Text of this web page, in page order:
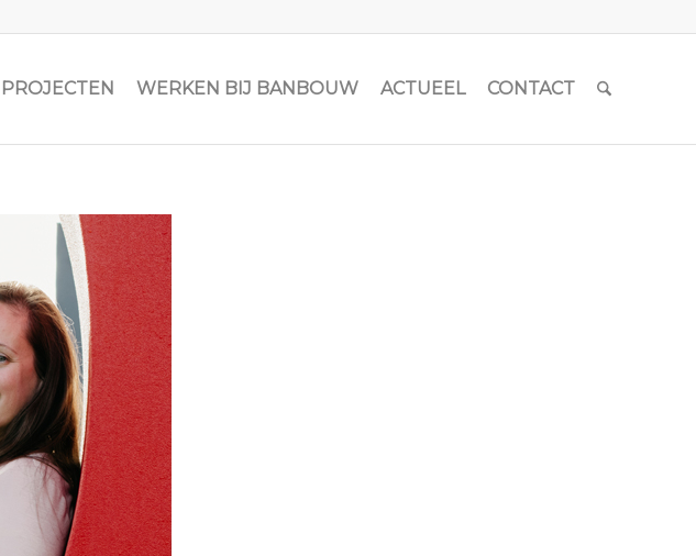
PROJECTEN WERKEN BIJ BANBOUW ACTUEEL CONTACT